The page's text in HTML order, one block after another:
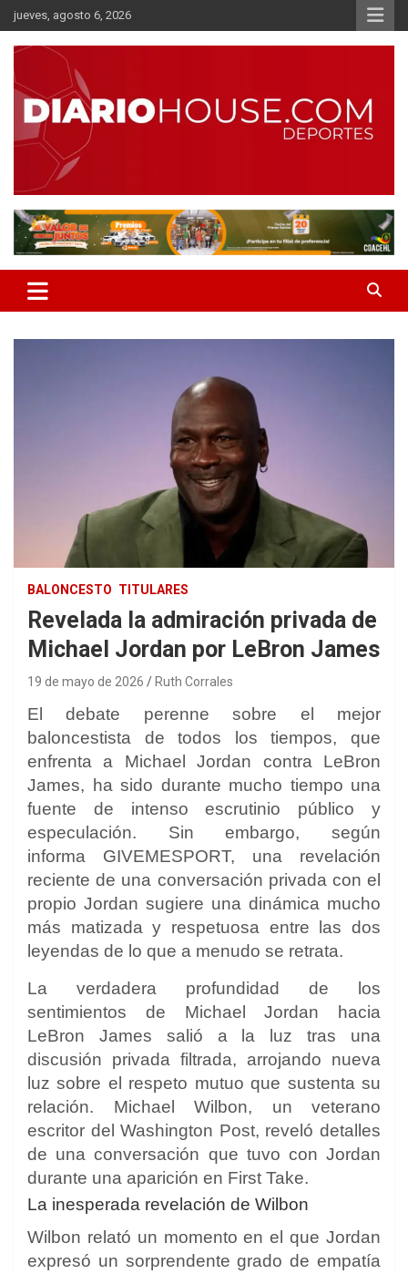
Saltar
al
contenido
jueves, agosto 6, 2026
Diario House
BALONCESTO TITULARES
Revelada la admiración privada de
Michael Jordan por LeBron James
19 de mayo de 2026 Ruth Corrales
El debate perenne sobre el mejor
baloncestista de todos los tiempos, que
enfrenta a Michael Jordan contra LeBron
James, ha sido durante mucho tiempo una
fuente de intenso escrutinio público y
especulación. Sin embargo, según
informa GIVEMESPORT, una revelación
reciente de una conversación privada con el
propio Jordan sugiere una dinámica mucho
más matizada y respetuosa entre las dos
leyendas de lo que a menudo se retrata.
La verdadera profundidad de los
sentimientos de Michael Jordan hacia
LeBron James salió a la luz tras una
discusión privada filtrada, arrojando nueva
luz sobre el respeto mutuo que sustenta su
relación. Michael Wilbon, un veterano
escritor del Washington Post, reveló detalles
de una conversación que tuvo con Jordan
durante una aparición en First Take.
La inesperada revelación de Wilbon
Wilbon relató un momento en el que Jordan
expresó un sorprendente grado de empatía